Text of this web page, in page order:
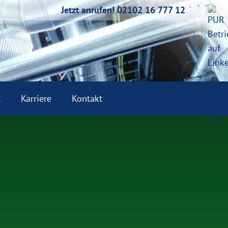
Jetzt anrufen! 02102 16 777 12
Karriere Kontakt